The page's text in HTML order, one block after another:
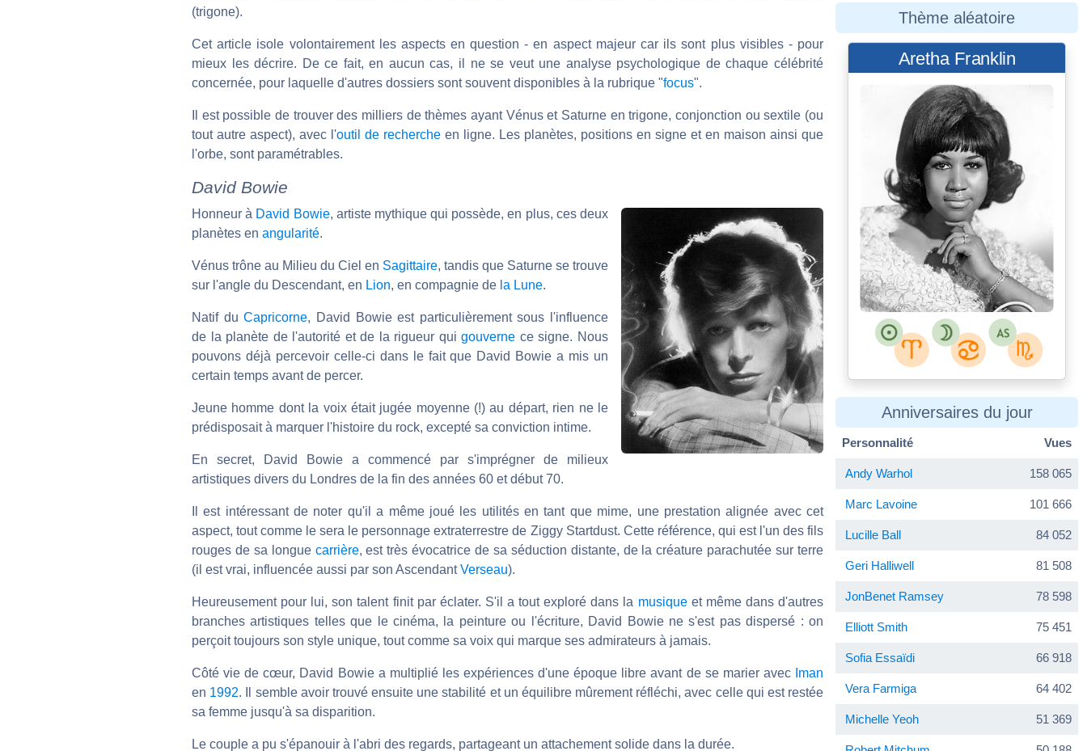
(trigone).
Cet article isole volontairement les aspects en question - en aspect majeur car ils sont plus visibles - pour
mieux les décrire. De ce fait, en aucun cas, il ne se veut une analyse psychologique de chaque célébrité
concernée, pour laquelle d'autres dossiers sont souvent disponibles à la rubrique "focus".
Il est possible de trouver des milliers de thèmes ayant Vénus et Saturne en trigone, conjonction ou sextile (ou
tout autre aspect), avec l'outil de recherche en ligne. Les planètes, positions en signe et en maison ainsi que
l'orbe, sont paramétrables.
David Bowie
Honneur à David Bowie, artiste mythique qui possède, en plus, ces deux
planètes en angularité.
Vénus trône au Milieu du Ciel en Sagittaire, tandis que Saturne se trouve
sur l'angle du Descendant, en Lion, en compagnie de la Lune.
Natif duCapricorne, David Bowie est particulièrement sous l'influence
de la planète de l'autorité et de la rigueur quigouverne ce signe. Nous
pouvons déjà percevoir celle-ci dans le fait que David Bowie a mis un
certain temps avant de percer.
Jeune homme dont la voix était jugée moyenne (!) au départ, rien ne le
prédisposait à marquer l'histoire du rock, excepté sa conviction intime.
En secret, David Bowie a commencé par s'imprégner de milieux
artistiques divers du Londres de la fin des années 60 et début 70.
Il est intéressant de noter qu'il a même joué les utilités en tant que mime, une prestation alignée avec cet
aspect, tout comme le sera le personnage extraterrestre de Ziggy Startdust. Cette référence, qui est l'un des fils
rouges de sa longue carrière, est très évocatrice de sa séduction distante, de la créature parachutée sur terre
(il est vrai, influencée aussi par son AscendantVerseau).
Heureusement pour lui, son talent finit par éclater. S'il a tout exploré dans la musiqueet même dans d'autres
branches artistiques telles que le cinéma, la peinture ou l'écriture, David Bowie ne s'est pas dispersé : on
perçoit toujours son style unique, tout comme sa voix qui marque ses admirateurs à jamais.
Côté vie de cœur, David Bowie a multiplié les expériences d'une époque libre avant de se marier avec Iman
en 1992. Il semble avoir trouvé ensuite une stabilité et un équilibre mûrement réfléchi, avec celle qui est restée
sa femme jusqu'à sa disparition.
Le couple a pu s'épanouir à l'abri des regards, partageant un attachement solide dans la durée.
Thème aléatoire
Aretha Franklin
Anniversaires du jour
Personnalité Vues
Andy Warhol 158 065
Marc Lavoine 101 666
Lucille Ball 84 052
Geri Halliwell 81 508
JonBenet Ramsey 78 598
Elliott Smith 75 451
Sofia Essaïdi 66 918
Vera Farmiga 64 402
Michelle Yeoh 51 369